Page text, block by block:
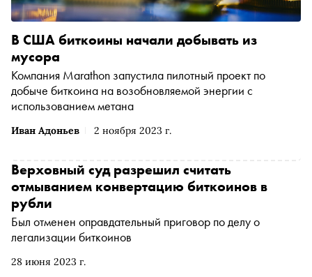
Иван Адоньев 2 ноября 2023 г.
В США биткоины начали добывать из
мусора
Компания Marathon запустила пилотный проект по
добыче биткоина на возобновляемой энергии с
использованием метана
28 июня 2023 г.
Верховный суд разрешил считать
отмыванием конвертацию биткоинов в
рубли
Был отменен оправдательный приговор по делу о
легализации биткоинов